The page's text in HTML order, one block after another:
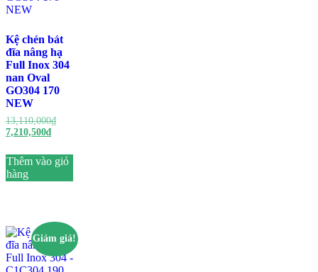
Kệ chén bát
đĩa nâng hạ
Full Inox 304
nan Oval
GO304 170
NEW
13,110,000₫
7,210,500₫
Thêm vào giỏ
hàng
Giảm giá!